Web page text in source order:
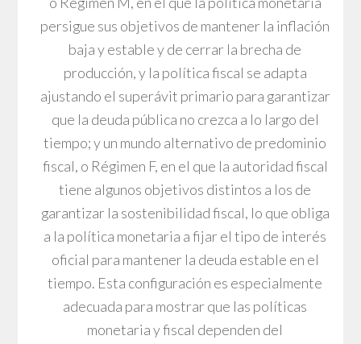
persigue sus objetivos de mantener la inflación
baja y estable y de cerrar la brecha de
producción, y la política fiscal se adapta
ajustando el superávit primario para garantizar
que la deuda pública no crezca a lo largo del
tiempo; y un mundo alternativo de predominio
fiscal, o Régimen F, en el que la autoridad fiscal
tiene algunos objetivos distintos a los de
garantizar la sostenibilidad fiscal, lo que obliga
a la política monetaria a fijar el tipo de interés
oficial para mantener la deuda estable en el
tiempo. Esta configuración es especialmente
adecuada para mostrar que las políticas
monetaria y fiscal dependen del